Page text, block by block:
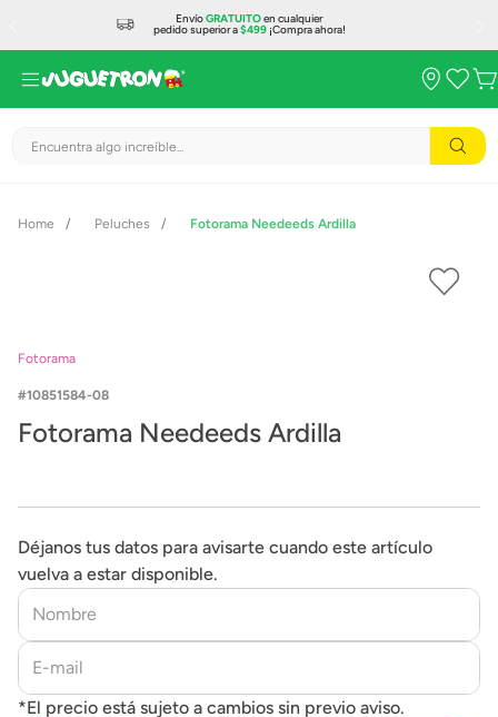
EnvíoGRATUITOen cualquier
pedido superior a$499¡Compra ahora!
Encuentra algo increíble...
Peluches Fotorama Needeeds Ardilla
Fotorama
10851584-08
Fotorama Needeeds Ardilla
Déjanos tus datos para avisarte cuando este artículo
vuelva a estar disponible.